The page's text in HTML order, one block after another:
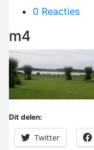
0 Reacties
m4
Dit delen:
Twitter